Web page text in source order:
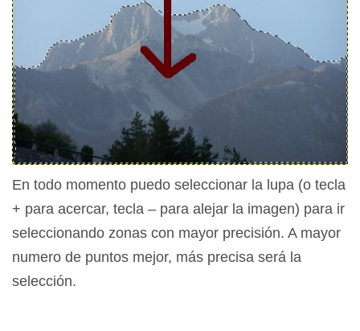
En todo momento puedo seleccionar la lupa (o tecla
+ para acercar, tecla – para alejar la imagen) para ir
seleccionando zonas con mayor precisión. A mayor
numero de puntos mejor, más precisa será la
selección.